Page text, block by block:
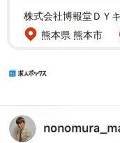
株式会社博報堂ＤＹ
熊本県 熊本市